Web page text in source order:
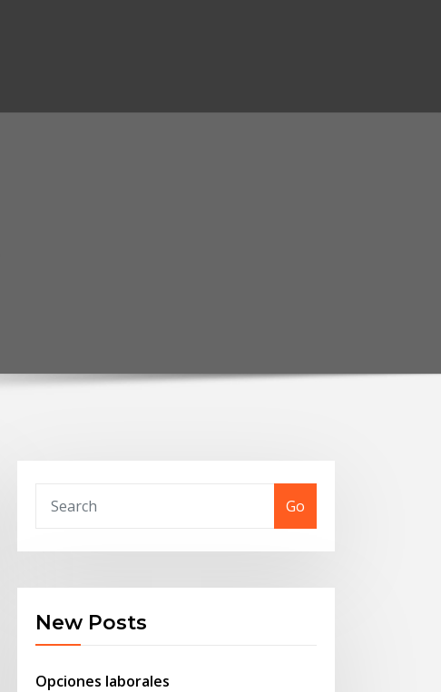
Go
New Posts
Opciones laborales